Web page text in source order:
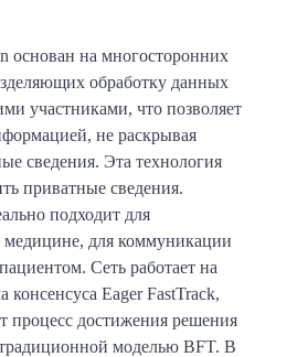
основан на многосторонних
обработку данных
участниками, что позволяет
не раскрывая
сведения. Эта технология
приватные сведения.
подходит для
медицине, для коммуникации
Сеть работает на
консенсуса Eager FastTrack,
процесс достижения решения
моделью BFT. В